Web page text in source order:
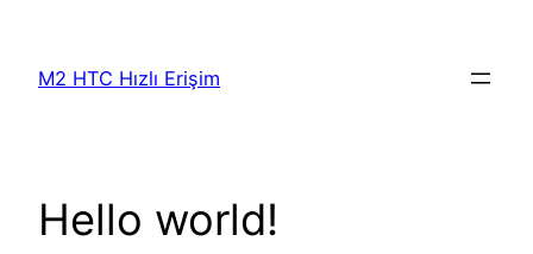
M2 HTC Hızlı Erişim
Hello world!